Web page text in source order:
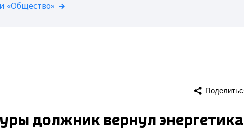
«Общество»
должник вернул